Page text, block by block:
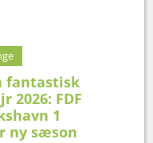
fantastisk
2026: FDF
1
ny sæson